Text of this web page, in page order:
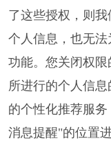
了这些授权，则
个人信息，也无
功能。您关闭权
所进行的个人信
的个性化推荐服
消息提醒"的位置